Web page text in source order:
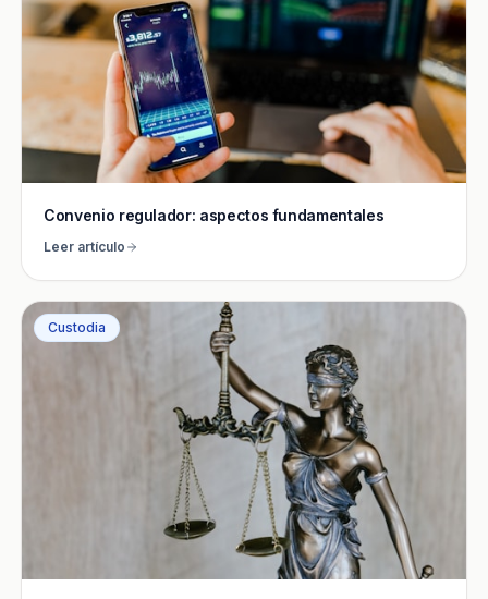
Convenio regulador: aspectos fundamentales
Leer artículo
Custodia